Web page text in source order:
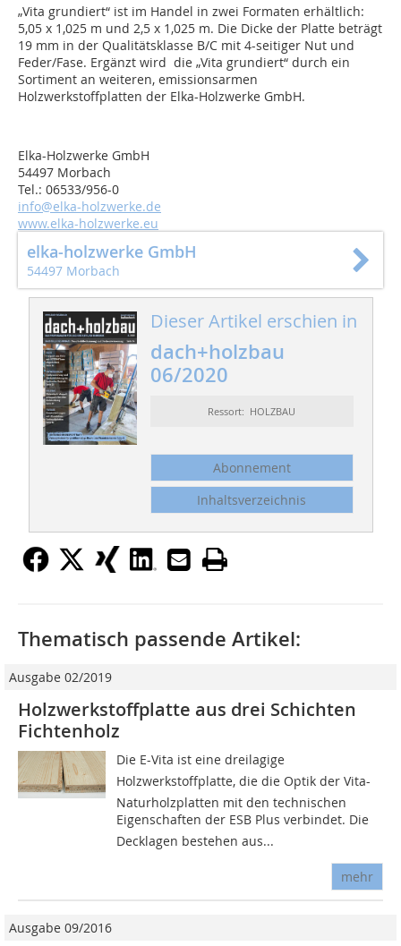
„Vita grundiert“ ist im Handel in zwei Formaten erhältlich:
5,05 x 1,025 m und 2,5 x 1,025 m. Die Dicke der Platte beträgt
19 mm in der Qualitätsklasse B/C mit 4-seitiger Nut und
Feder/Fase. Ergänzt wird die „Vita grundiert“ durch ein
Sortiment an weiteren, emissionsarmen
Holzwerkstoffplatten der Elka-Holzwerke GmbH.
Elka-Holzwerke GmbH
54497 Morbach
Tel.: 06533/956-0
info@elka-holzwerke.de
www.elka-holzwerke.eu
elka-holzwerke GmbH
54497 Morbach
Dieser Artikel erschien in
dach+holzbau
06/2020
Ressort: HOLZBAU
Abonnement
Inhaltsverzeichnis
Thematisch passende Artikel:
Ausgabe 02/2019
Holzwerkstoffplatte aus drei Schichten
Fichtenholz
Die E-Vita ist eine dreilagige
Holzwerkstoffplatte, die die Optik der Vita-
Naturholzplatten mit den technischen
Eigenschaften der ESB Plus verbindet. Die
Decklagen bestehen aus...
mehr
Ausgabe 09/2016